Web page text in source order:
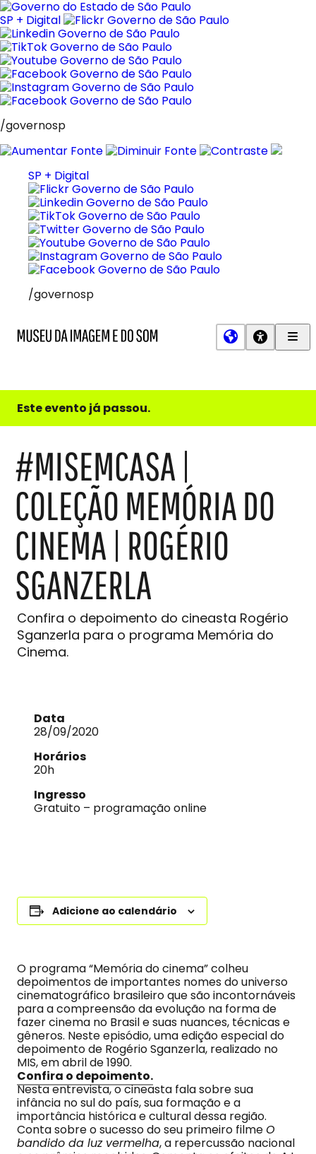
Pular
para
o
conteúdo
SP + Digital
/governosp
SP + Digital
/governosp
e
do
Este evento já passou.
#MISEMCASA |
COLEÇÃO MEMÓRIA DO
CINEMA | ROGÉRIO
SGANZERLA
Confira o depoimento do cineasta Rogério
Sganzerla para o programa Memória do
Cinema.
Data
28/09/2020
Horários
20h
Ingresso
Gratuito – programação online
Adicione ao calendário
O programa “Memória do cinema” colheu
depoimentos de importantes nomes do universo
cinematográfico brasileiro que são incontornáveis
para a compreensão da evolução na forma de
fazer cinema no Brasil e suas nuances, técnicas e
gêneros. Neste episódio, uma edição especial do
depoimento de Rogério Sganzerla, realizado no
MIS, em abril de 1990.
Confira o depoimento.
Nesta entrevista, o cineasta fala sobre sua
infância no sul do país, sua formação e a
importância histórica e cultural dessa região.
Conta sobre o sucesso do seu primeiro filmeO
bandido da luz vermelha, a repercussão nacional